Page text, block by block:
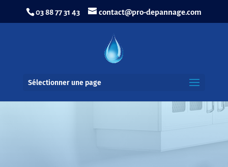
03 88 77 31 43 contact@pro-depannage.com
Sélectionner une page